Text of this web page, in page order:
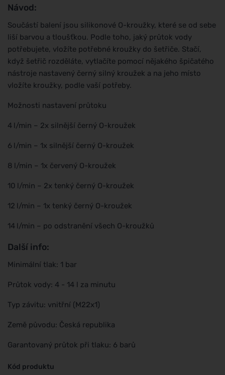
Návod:
Součástí balení jsou silikonové O-kroužky, které se od sebe
liší barvou a tloušťkou. Podle toho, jaký průtok vody
potřebujete, vložíte potřebné kroužky do šetřiče. Stačí,
když šetřič rozděláte, vytlačíte pomocí nějakého špičatého
nástroje nastavený černý silný kroužek a na jeho místo
vložíte kroužky, podle vaší potřeby.
Možnosti nastavení průtoku
4 l/min – 2x silnější černý O-kroužek
6 l/min – 1x silnější černý O-kroužek
8 l/min – 1x červený O-kroužek
10 l/min – 2x tenký černý O-kroužek
12 l/min – 1x tenký černý O-kroužek
14 l/min – po odstranění všech O-kroužků
Další info:
Minimální tlak: 1 bar
Průtok vody: 4 - 14 l za minutu
Typ závitu: vnitřní (M22x1)
Země původu: Česká republika
Garantovaný průtok při tlaku: 6 barů
Kód produktu